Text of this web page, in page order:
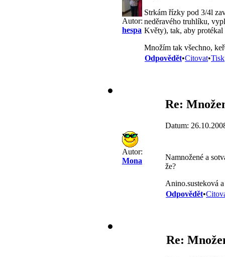
Autor:
hespa
Strkám řízky pod 3/4l
neděravého truhlíku,
Květy), tak, aby
Množím tak všechno,
Odpovědět•Citovat•Tisk
Autor:
Mona
Re:
Datum:
Namnožené a
že?
Anino.susteková
Odpovědět•
Re: